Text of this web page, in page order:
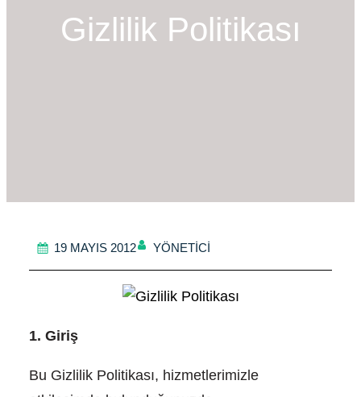
Gizlilik Politikası
19 MAYIS 2012 YÖNETICI
1. Giriş
Bu Gizlilik Politikası, hizmetlerimizle